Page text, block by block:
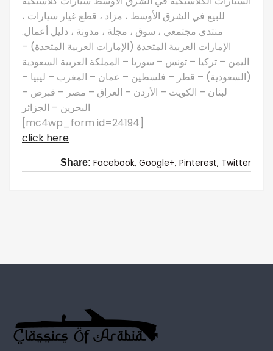
للبيع في الشرق الأوسط ، مزاد ، قطع غيار سيارات ،
منتدى مجتمعي ، سوق ، مجلة ، مدونة ، دليل أعمال.
الإمارات العربية المتحدة (الإمارات العربية المتحدة) –
اليمن – تركيا – تونس – سوريا – المملكة العربية السعودية
(السعودية) – قطر – فلسطين – عمان – المغرب – ليبيا –
لبنان – الكويت – الأردن – العراق – مصر – قبرص –
البحرين – الجزائر
[mc4wp_form id=24194]
click here
Share: Facebook, Google+, Pinterest, Twitter